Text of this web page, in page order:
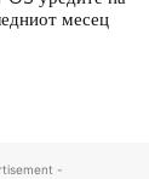
месец
-